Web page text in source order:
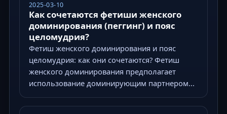
2025-03-10
Как сочетаются фетиши женского
доминирования (пеггинг) и пояс
целомудрия?
Фетиш женского доминирования и пояс
целомудрия: как они сочетаются? Фетиш
женского доминирования предполагает
использование доминирующим партнером...